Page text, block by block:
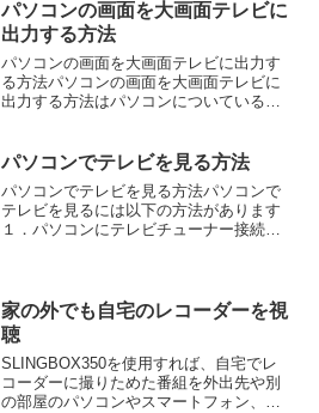
キャプチャー機器を接続します。画像を
取り込む機器が１...
パソコンの画面を大画面テレビに
出力する方法
パソコンの画面を大画面テレビに出力す
る方法パソコンの画面を大画面テレビに
出力する方法はパソコンについているイ
ソコンにHDMI端子がありテレビ側にも
パソコンでテレビを見る方法
パソコンでテレビを見る方法パソコンで
テレビを見るには以下の方法があります
１．パソコンにテレビチューナー接続し
受信する方法１．パソコン...
家の外でも自宅のレコーダーを視
聴
SLINGBOX350を使用すれば、自宅でレ
コーダーに撮りためた番組を外出先や別
の部屋のパソコンやスマートフォン、タ